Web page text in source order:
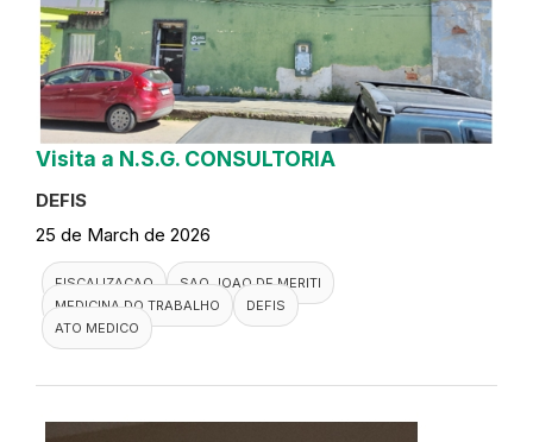
Visita a N.S.G. CONSULTORIA
DEFIS
25 de March de 2026
FISCALIZACAO
SAO JOAO DE MERITI
MEDICINA DO TRABALHO
DEFIS
ATO MEDICO